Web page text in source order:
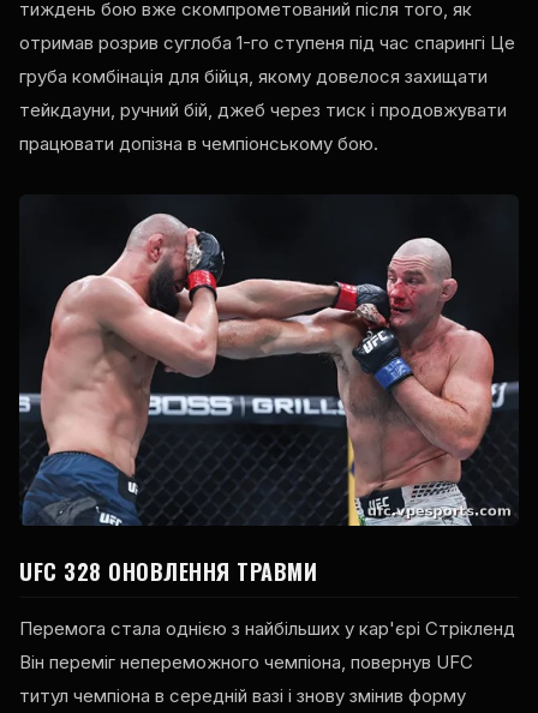
тиждень бою вже скомпрометований після того, як
отримав розрив суглоба 1-го ступеня під час спарингі Це
груба комбінація для бійця, якому довелося захищати
тейкдауни, ручний бій, джеб через тиск і продовжувати
працювати допізна в чемпіонському бою.
UFC 328 ОНОВЛЕННЯ ТРАВМИ
Перемога стала однією з найбільших у кар'єрі Стрікленд
Він переміг непереможного чемпіона, повернув UFC
титул чемпіона в середній вазі і знову змінив форму